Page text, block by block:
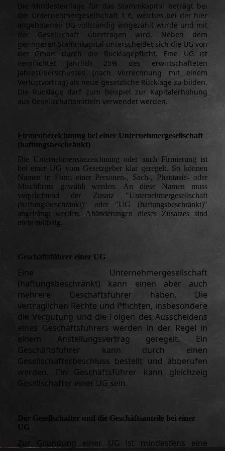
Die Mindesteinlage für das Stammkapital beträgt bei
der Unternehmergesellschaft 1 €, welches bei der hier
angebotenen UG vollständig eingezahlt wurde und mit
der Gesellschaft übertragen wird. Neben dem
geringeren Stammkapital unterscheidet sich die UG von
der GmbH durch die Rücklagepflicht. Eine UG ist
verpflichtet jährlich 25% des erwirtschafteten
Jahresüberschusses (nach Verrechnung mit einem
Verlustvortrag) als neue gesetzliche Rücklage zu bilden.
Die Rücklage darf zum Beispiel zur Kapitalerhöhung
aus Gesellschaftsmitteln verwendet werden.
Firmenbezeichnung bei einer Unternehmergesellschaft
(haftungsbeschränkt)
Die Unternehmensbezeichnung oder auch Firmierung ist
bei einer UG vom Gesetzgeber klar geregelt. So können
Namen in Form einer Personen-, Sach-, Phantasie- oder
Mischfirma gewählt werden. An diese Namen muss
verpflichtend der Zusatz "Unternehmergesellschaft
(haftungsbeschränkt)" oder "UG (haftungsbeschränkt)"
angehängt werden. Abänderungen dieses Zusatzes sind
nicht zulässig.
Geschäftsführer einer UG
Eine Unternehmergesellschaft
(haftungsbeschränkt) kann einen aber auch
mehrere Geschäftsführer haben. Die
vertraglichen Rechte und Pflichten, insbesondere
die Vergütung und die Folgen des Ausscheidens
eines Geschäftsführers werden in der Regel in
einem Anstellungsvertrag geregelt. Ein
Geschäftsführer kann durch einen
Gesellschafterbeschluss bestellt und abberufen
werden. Ein Geschäftsführer kann gleichzeig
Gesellschafter einer UG sein.
Der Gesellschafter und die Geschäftsanteile bei einer
UG
Zur Gründung einer UG ist mindestens eine